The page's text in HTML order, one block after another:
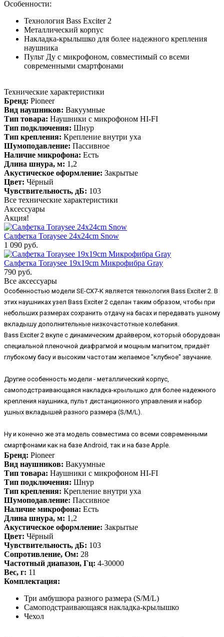
Особенности:
Технология Bass Exciter 2
Металлический корпус
Накладка-крылышко для более надежного крепления
наушника
Пульт Ду с микрофоном, совместимый со всеми
современными смартфонами
Технические характеристики
Бренд: Pioneer
Вид наушников: Вакуумные
Тип товара: Наушники с микрофоном HI-FI
Тип подключения: Шнур
Тип крепления: Крепление внутри уха
Шумоподавление: Пассивное
Наличие микрофона: Есть
Длина шнура, м: 1,2
Акустическое оформление: Закрытые
Цвет: Чёрный
Чувствительность, дБ: 103
Все технические характеристики
Аксессуары
Акция!
Салфетка Toraysee 24x24cm Snow
1 090 руб.
Салфетка Toraysee 19x19cm Микрофибра Gray
790 руб.
Все аксессуары
Особенностью модели SE-CX7-K является технология Bass Exciter 2. В
этих наушниках узел Bass Exciter 2 сделан таким образом, чтобы при
небольших размерах сохранить отдачу на басах и передавать ушному
вкладышу дополнительные низкочастотные колебания.
Bass Exciter 2 вкупе с динамическим драйвером, который оборудован
специальной пленочной диафрагмой и мощным магнитом, придаёт
глубокому басу и высоким частотам желаемое "клубное" звучание.
Другие особенность модели - металлический корпус,
самоподстраивающаяся накладка-крылышко для более надежного
крепления наушника, пульт дистанционного управления и набор
ушных вкладышей разного размера (S/M/L).
Ну и конечно же эта модель совместима со всеми современными
смартфонами как на базе Android, так и на базе Apple.
Бренд: Pioneer
Вид наушников: Вакуумные
Тип товара: Наушники с микрофоном HI-FI
Тип подключения: Шнур
Тип крепления: Крепление внутри уха
Шумоподавление: Пассивное
Наличие микрофона: Есть
Длина шнура, м: 1,2
Акустическое оформление: Закрытые
Цвет: Чёрный
Чувствительность, дБ: 103
Сопротивление, Ом: 28
Частотный диапазон, Гц: 4-30000
Вес, г: 11
Комплектация:
Три амбушюра разного размера (S/M/L)
Самоподстраивающаяся накладка-крылышко
Чехол